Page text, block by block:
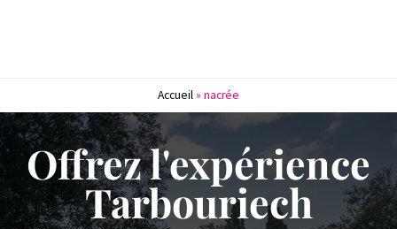
Accueil» nacrée
Offrez l'expérience
Tarbouriech